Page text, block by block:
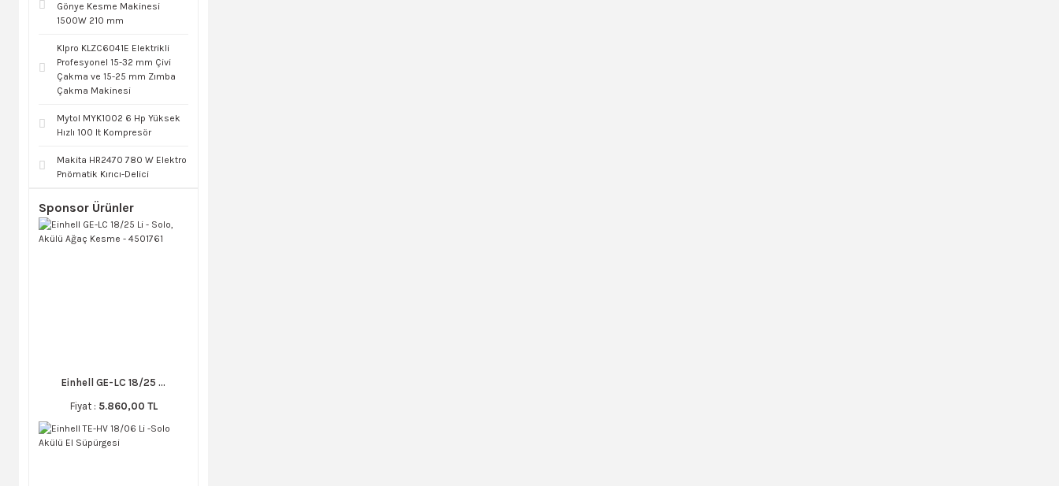
Gönye Kesme Makinesi
1500W 210 mm
Klpro KLZC6041E Elektrikli
Profesyonel 15-32 mm Çivi
Çakma ve 15-25 mm Zımba
Çakma Makinesi
Mytol MYK1002 6 Hp Yüksek
Hızlı 100 lt Kompresör
Makita HR2470 780 W Elektro
Pnömatik Kırıcı-Delici
Sponsor Ürünler
Einhell GE-LC 18/25 ...
Fiyat : 5.860,00 TL